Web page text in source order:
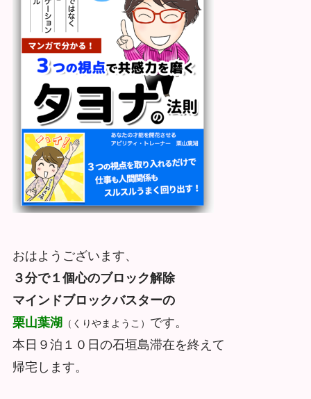
おはようございます、
３分で１個心のブロック解除
マインドブロックバスターの
栗山葉湖 （くりやまようこ） です。
本日９泊１０日の石垣島滞在を終えて
帰宅します。